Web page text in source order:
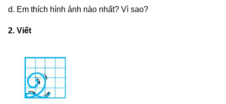
d. Em thích hình ảnh nào nhất? Vì sao?
2. Viết